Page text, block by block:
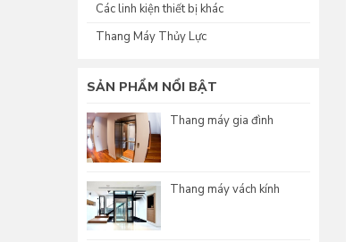
Các linh kiện thiết bị khác
Thang Máy Thủy Lực
SẢN PHẨM NỔI BẬT
Thang máy gia đình
Thang máy vách kính